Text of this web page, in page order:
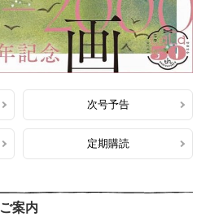
次号予告
定期購読
ご案内